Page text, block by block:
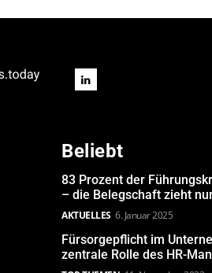
Beliebt
83 Prozent der
– die Belegschaft zieht
AKTUELLES 6. Januar 2025
Fürsorgepflicht im
zentrale Rolle des HR-